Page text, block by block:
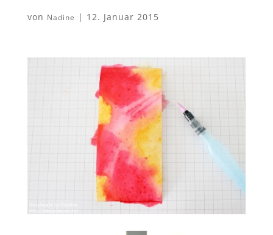
von Nadine | 12. Januar 2015